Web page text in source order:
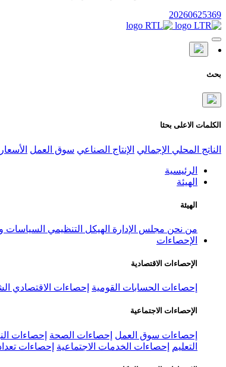
20260625369
بحث
الكلمات الاعلى بحثا
الناتج المحلي الإجمالي الإنتاج الصناعي سوق العمل الأسعار
الرئيسية
الهيئة
الهيئة
من نحن مجلس الإدارة الهيكل التنظيمي السياسات
الإحصاءات
الإحصاءات الاقتصادية
إحصاءات الحسابات القومية إحصاءات الاقتصادي
الإحصاءات الاجتماعية
إحصاءات سوق العمل إحصاءات الصحة إحصاءات
التعليم
إحصاءات الخدمات الاجتماعية إحصاءات تعداد